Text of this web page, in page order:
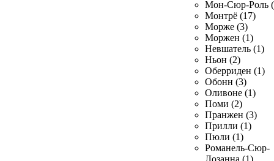
Мон-Сюр-Роль
Монтрё (17)
Морже (3)
Моржен (1)
Невшатель (1)
Ньон (2)
Оберриден (1)
Обонн (3)
Оливоне (1)
Поми (2)
Пранжен (3)
Прилли (1)
Пюли (1)
Романель-Сюр-
Лозанна (1)